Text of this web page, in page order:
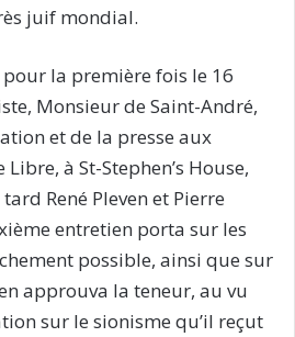
juif mondial.
la première fois le 16
Monsieur de Saint-André,
et de la presse aux
à St-Stephen’s House,
René Pleven et Pierre
entretien porta sur les
possible, ainsi que sur
approuva la teneur, au vu
sur le sionisme qu’il reçut